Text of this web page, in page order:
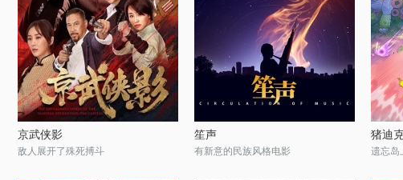
京武侠影
敌人展开了殊死搏斗
笙声
有新意的民族风格电影
猪迪
遗忘岛